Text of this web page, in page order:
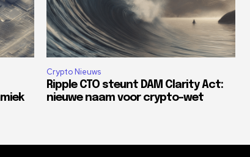
Crypto Nieuws
Ripple CTO steunt DAM Clarity Act:
nieuwe naam voor crypto-wet